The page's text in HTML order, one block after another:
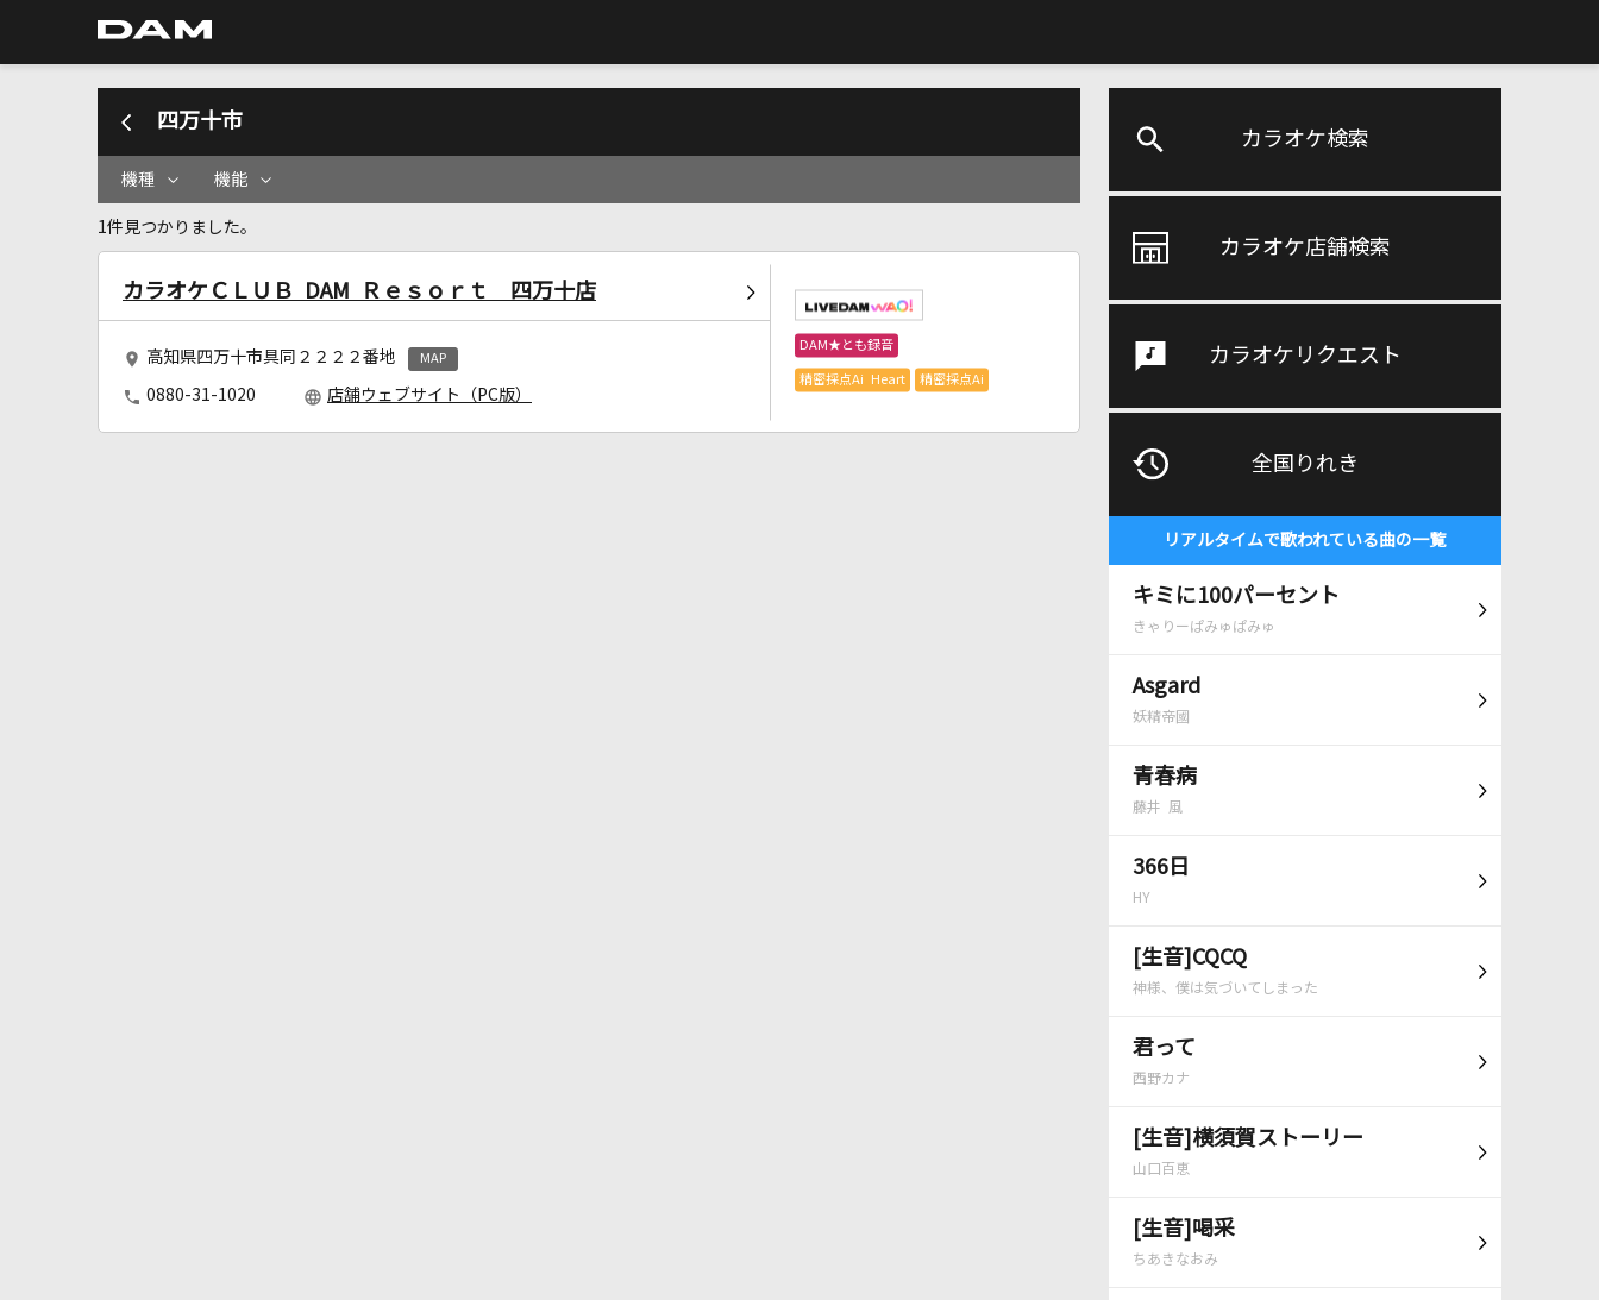
カラオケ検索
カラオケ店舗検索
カラオケリクエスト
全国りれき
リアルタイムで歌われている曲の一覧
キミに100パーセント
きゃりーぱみゅぱみゅ
Asgard
妖精帝國
青春病
藤井 風
366日
HY
[生音]CQCQ
神様、僕は気づいてしまった
君って
西野カナ
[生音]横須賀ストーリー
山口百恵
[生音]喝采
ちあきなおみ
四万十市
機種 機能
1件見つかりました。
カラオケＣＬＵＢ DAM Ｒｅｓｏｒｔ 四万十店
高知県四万十市具同２２２２番地 MAP
0880-31-1020 店舗ウェブサイト（PC版）
DAM★とも録音
精密採点Ai Heart 精密採点Ai